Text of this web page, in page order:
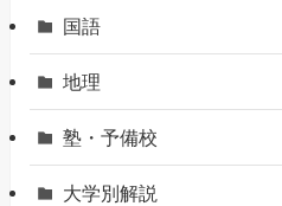
国語
地理
塾・予備校
大学別解説